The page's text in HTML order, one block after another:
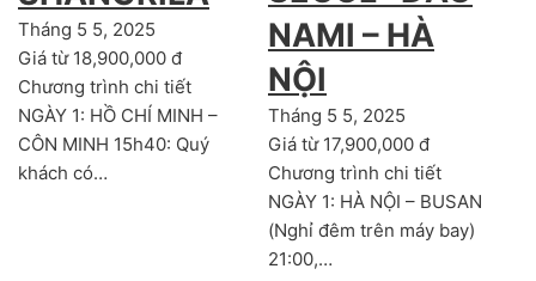
Tháng 5 5, 2025
Giá từ 18,900,000 đ
Chương trình chi tiết
NGÀY 1: HỒ CHÍ MINH –
CÔN MINH 15h40: Quý
khách có…
NAMI – HÀ
NỘI
Tháng 5 5, 2025
Giá từ 17,900,000 đ
Chương trình chi tiết
NGÀY 1: HÀ NỘI – BUSAN
(Nghỉ đêm trên máy bay)
21:00,…